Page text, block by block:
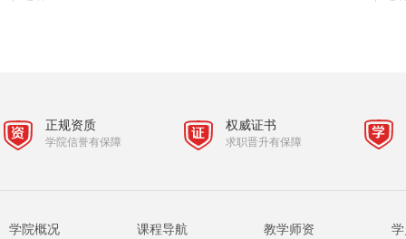
正规资质
学院信誉有保障
权威证书
求职晋升有保障
学院概况 课程导航 教学师资